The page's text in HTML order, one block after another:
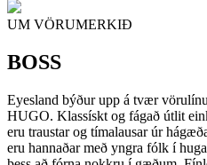
UM VÖRUMERKIÐ
BOSS
Eyesland býður upp á tvær
HUGO. Klassískt og fágað útlit
eru traustar og tímalausar úr
eru hannaðar með yngra fólk í